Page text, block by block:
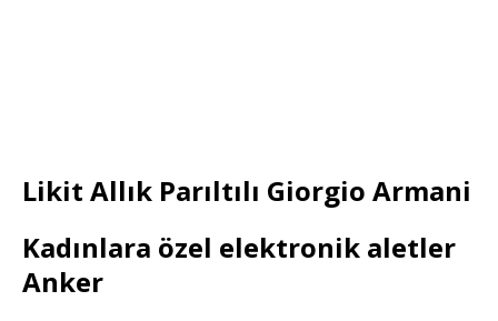
Likit Allık Parıltılı Giorgio Armani
Kadınlara özel elektronik aletler
Anker